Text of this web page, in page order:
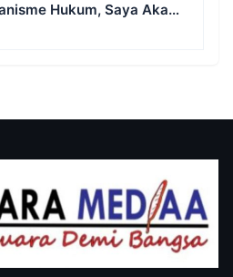
Hukum, Saya Akan